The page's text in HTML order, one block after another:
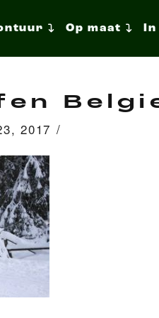
Op maat In
2017